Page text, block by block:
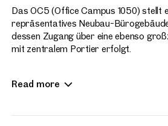
Das OC5 (Office Campus 1050) stellt
repräsentatives Neubau-
dessen Zugang über eine ebenso
mit zentralem Portier erfolgt.
weiten Säulenrasters eine sehr flexible
individuelle Gestaltung des
Read more